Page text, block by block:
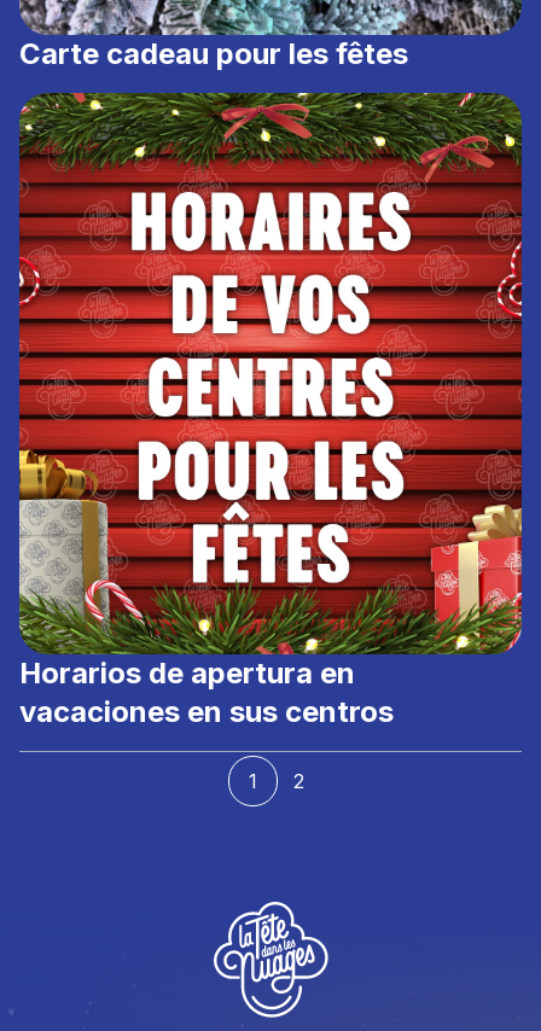
Carte cadeau pour les fêtes
Horarios de apertura en
vacaciones en sus centros
1 2